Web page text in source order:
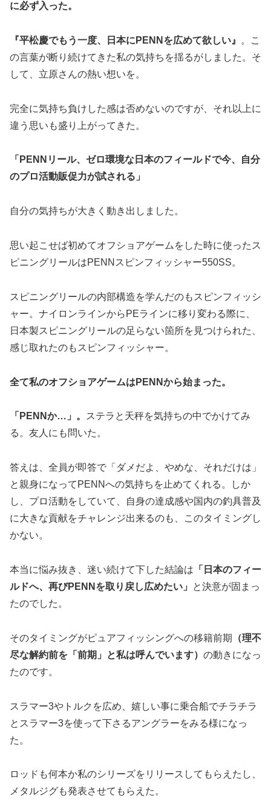
に必ず入った。
『平松慶でもう一度、日本にPENNを広めて欲しい』
。こ
の言葉が断り続けてきた私の気持ちを揺るがしました。そ
して、立原さんの熱い想いを。
完全に気持ち負けした感は否めないのですが、それ以上に
違う思いも盛り上がってきた。
「PENNリール、ゼロ環境な日本のフィールドで今、自分
のプロ活動販促力が試される」
自分の気持ちが大きく動き出しました。
思い起こせば初めてオフショアゲームをした時に使ったス
ピニングリールはPENNスピンフィッシャー550SS。
スピニングリールの内部構造を学んだのもスピンフィッシ
ャー。ナイロンラインからPEラインに移り変わる際に、
日本製スピニングリールの足らない箇所を見つけられた、
感じ取れたのもスピンフィッシャー。
全て私のオフショアゲームはPENNから始まった。
「PENNか…」。 ステラと天秤を気持ちの中でかけてみ
る。友人にも問いた。
答えは、全員が即答で「ダメだよ、やめな、それだけは」
と親身になってPENNへの気持ちを止めてくれる。しか
し、プロ活動をしていて、自身の達成感や国内の釣具普及
に大きな貢献をチャレンジ出来るのも、このタイミングし
かない。
本当に悩み抜き、迷い続けて下した結論は 「日本のフィー
ルドへ、再びPENNを取り戻し広めたい」
と決意が固まっ
たのでした。
そのタイミングがピュアフィッシングへの移籍前期
（理不
尽な解約前を「前期」と私は呼んでいます） の動きになっ
たのです。
スラマー3やトルクを広め、嬉しい事に乗合船でチラチラ
とスラマー3を使って下さるアングラーをみる様になっ
た。
ロッドも何本か私のシリーズをリリースしてもらえたし、
メタルジグも発表させてもらえた。